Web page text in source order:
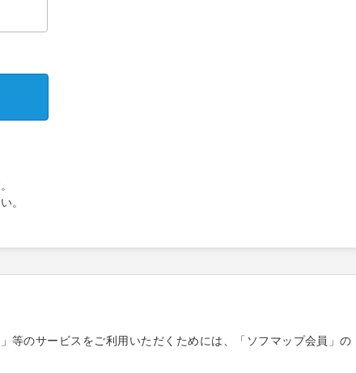
。
等のサービスをご利用いただくためには、「ソフマップ会員」の